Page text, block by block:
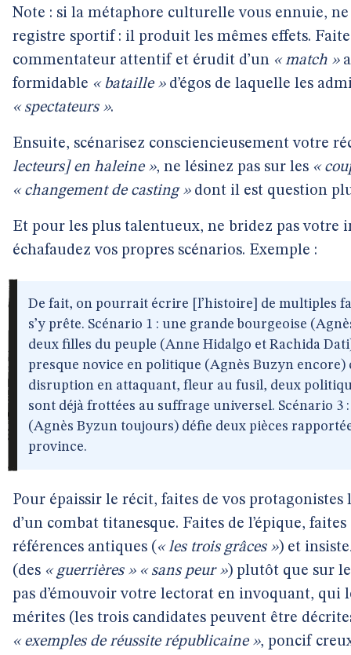
Note : si la métaphore culturelle vous ennuie, ne
registre sportif : il produit les mêmes effets.
commentateur attentif et érudit d’un « match »
formidable « bataille »d’égos de laquelle les
« spectateurs ».
Ensuite, scénarisez consciencieusement votre
lecteurs] en haleine », ne lésinez pas sur les «
« changement de casting »dont il est question
Et pour les plus talentueux, ne bridez pas votre
échafaudez vos propres scénarios. Exemple :
De fait, on pourrait écrire [l’histoire] de multiples
s’y prête. Scénario 1 : une grande bourgeoise
deux filles du peuple (Anne Hidalgo et Rachida
presque novice en politique (Agnès Buzyn encore)
disruption en attaquant, fleur au fusil, deux
sont déjà frottées au suffrage universel. Scénario 3
(Agnès Byzun toujours) défie deux pièces
province.
Pour épaissir le récit, faites de vos protagonistes
d’un combat titanesque. Faites de l’épique,
références antiques ( « les trois grâces ») et
(des « guerrières » « sans peur ») plutôt que sur
pas d’émouvoir votre lectorat en invoquant, qui
mérites (les trois candidates peuvent être
« exemples de réussite républicaine », poncif